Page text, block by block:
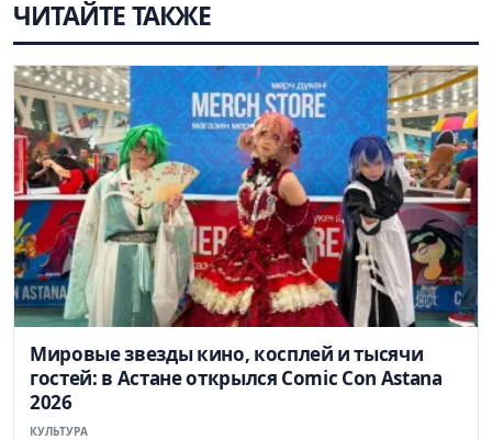
ЧИТАЙТЕ ТАКЖЕ
Мировые звезды кино, косплей и тысячи
гостей: в Астане открылся Comic Con Astana
2026
КУЛЬТУРА